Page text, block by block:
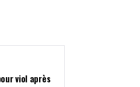
viol après